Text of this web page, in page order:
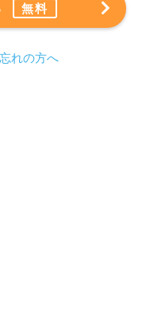
無料
れの方へ